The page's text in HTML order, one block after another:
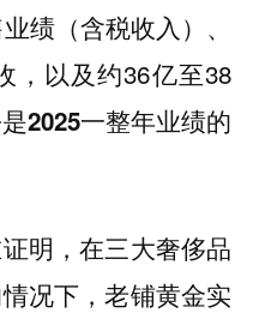
绩（含税收入）、
，以及约36亿至38
2025一整年业绩的
明，在三大奢侈品
况下，老铺黄金实